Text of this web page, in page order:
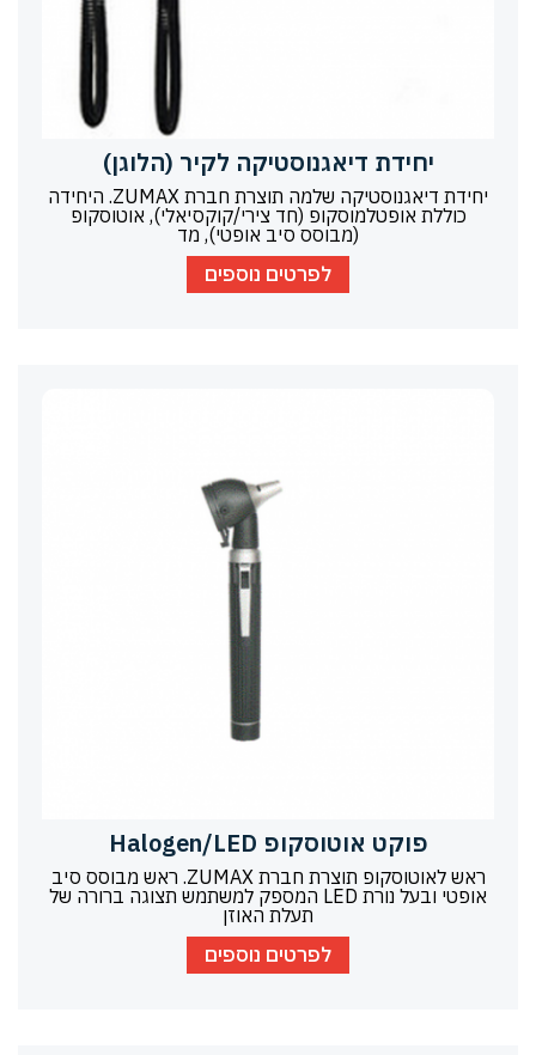
יחידת דיאגנוסטיקה לקיר (הלוגן)
יחידת דיאגנוסטיקה שלמה תוצרת חברת ZUMAX. היחידה
כוללת אופטלמוסקופ (חד צירי/קוקסיאלי), אוטוסקופ
(מבוסס סיב אופטי), מד
לפרטים נוספים
פוקט אוטוסקופ Halogen/LED
ראש לאוטוסקופ תוצרת חברת ZUMAX. ראש מבוסס סיב
אופטי ובעל נורת LED המספק למשתמש תצוגה ברורה של
תעלת האוזן
לפרטים נוספים